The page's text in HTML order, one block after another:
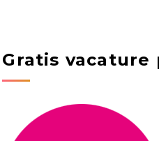
Gratis vacature